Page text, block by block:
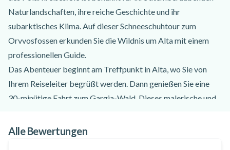
Naturlandschaften, ihre reiche Geschichte und ihr
subarktisches Klima. Auf dieser Schneeschuhtour zum
Orvvosfossen erkunden Sie die Wildnis um Alta mit einem
professionellen Guide.
Das Abenteuer beginnt am Treffpunkt in Alta, wo Sie von
Ihrem Reiseleiter begrüßt werden. Dann genießen Sie eine
30-minütige Fahrt zum Gargia-Wald. Dieses malerische und
der Stadt Alta. Nach der Ankunft in der Gargia Lodge rüsten
Alle Bewertungen